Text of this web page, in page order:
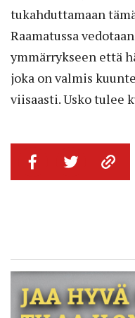
tukahduttamaan
Raamatussa
ymmärrykseen että
joka on valmis
viisaasti. Usko tulee